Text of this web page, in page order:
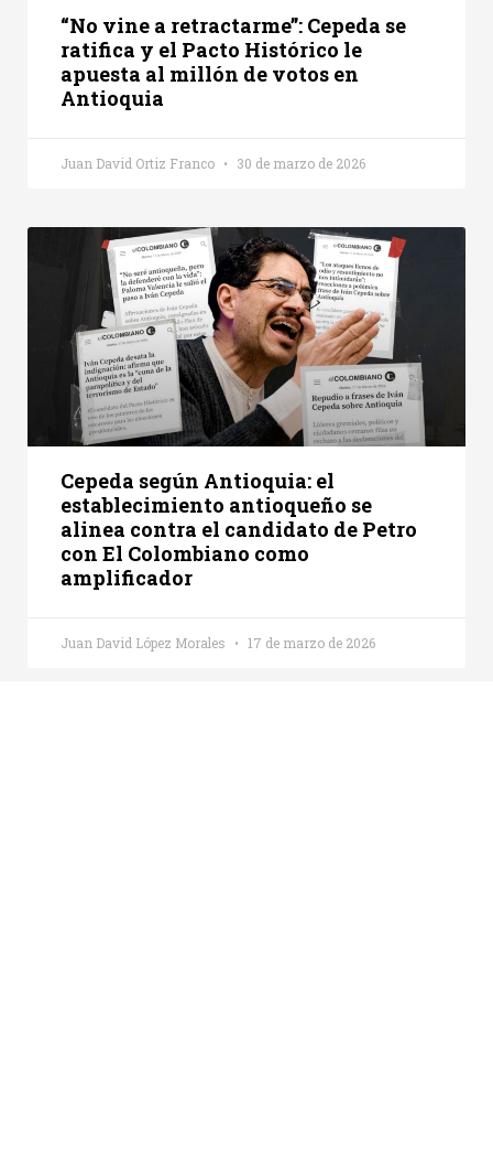
“No vine a retractarme”: Cepeda se
ratifica y el Pacto Histórico le
apuesta al millón de votos en
Antioquia
Juan David Ortiz Franco 30 de marzo de 2026
Cepeda según Antioquia: el
establecimiento antioqueño se
alinea contra el candidato de Petro
con El Colombiano como
amplificador
Juan David López Morales 17 de marzo de 2026